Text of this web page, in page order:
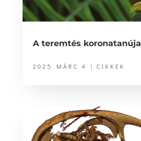
A teremtés koronatanúja
2025 MÁRC 4 | CIKKEK